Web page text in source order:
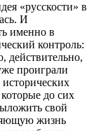
«русскости» в
И
именно в
контроль:
действительно,
проиграли
до сих
свой
жизнь